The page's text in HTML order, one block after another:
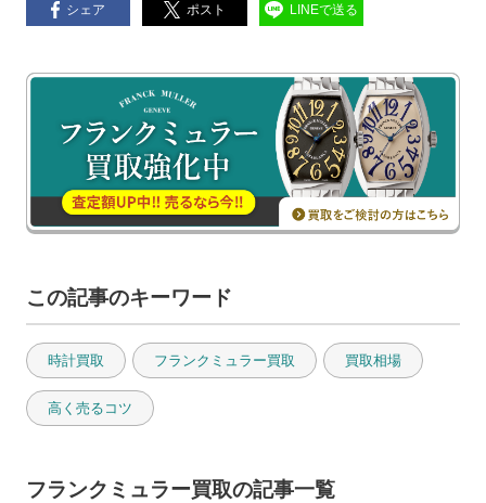
シェア ポスト LINEで送る
この記事のキーワード
時計買取 フランクミュラー買取 買取相場
高く売るコツ
フランクミュラー買取の記事一覧